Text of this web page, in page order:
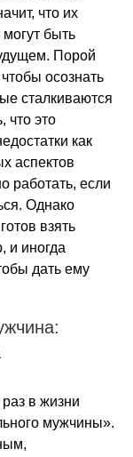
что их
быть
Порой
осознать
сталкиваются
что это
как
аспектов
работать, если
Однако
взять
и иногда
дать ему
в жизни
мужчины».